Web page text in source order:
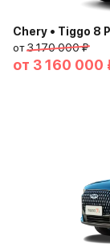
Chery • Tiggo 8
от3 170 000 ₽
от 3 160 000